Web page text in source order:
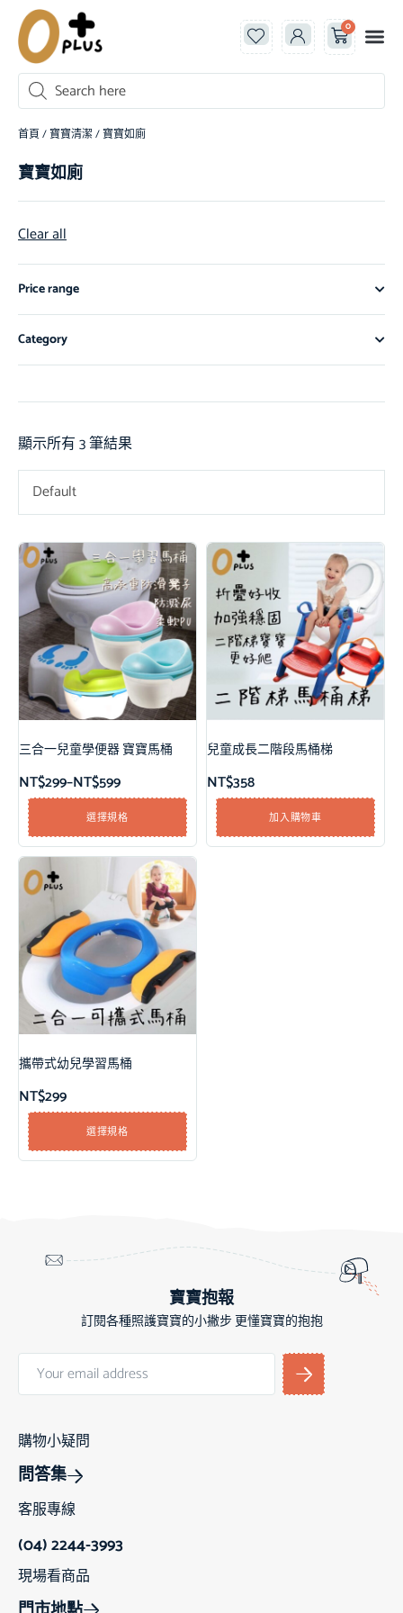
0
首頁/寶寶清潔 / 寶寶如廁
寶寶如廁
Clear all
Price range
Category
顯示所有 3 筆結果
Default
三合一兒童學便器 寶寶馬桶
NT$299–NT$599
選擇規格
兒童成長二階段馬桶梯
NT$358
加入購物車
攜帶式幼兒學習馬桶
NT$299
選擇規格
寶寶抱報
訂閱各種照護寶寶的小撇步 更懂寶寶的抱抱
購物小疑問
問答集
客服專線
(04) 2244-3993
現場看商品